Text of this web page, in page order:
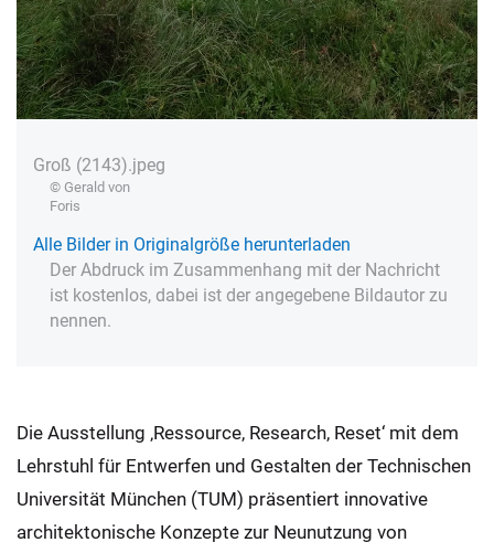
Groß (2143).jpeg
© Gerald von
Foris
Alle Bilder in Originalgröße herunterladen
Der Abdruck im Zusammenhang mit der Nachricht
ist kostenlos, dabei ist der angegebene Bildautor zu
nennen.
Die Ausstellung ‚Ressource, Research, Reset‘ mit dem
Lehrstuhl für Entwerfen und Gestalten der Technischen
Universität München (TUM) präsentiert innovative
architektonische Konzepte zur Neunutzung von